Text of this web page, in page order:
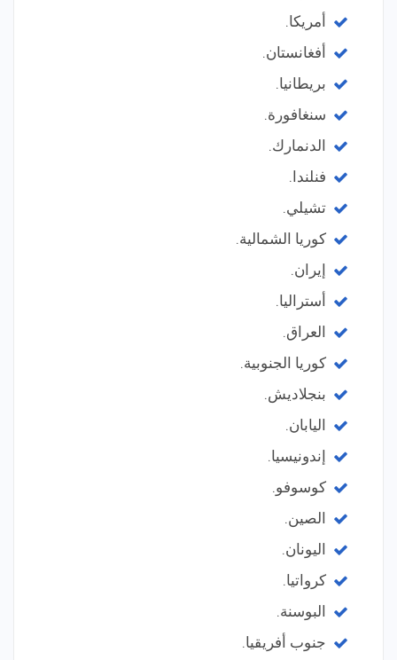
أمريكا.
أفغانستان.
بريطانيا.
سنغافورة.
الدنمارك.
فنلندا.
تشيلي.
كوريا الشمالية.
إيران.
أستراليا.
العراق.
كوريا الجنوبية.
بنجلاديش.
اليابان.
إندونيسيا.
كوسوفو.
الصين.
اليونان.
كرواتيا.
البوسنة.
جنوب أفريقيا.